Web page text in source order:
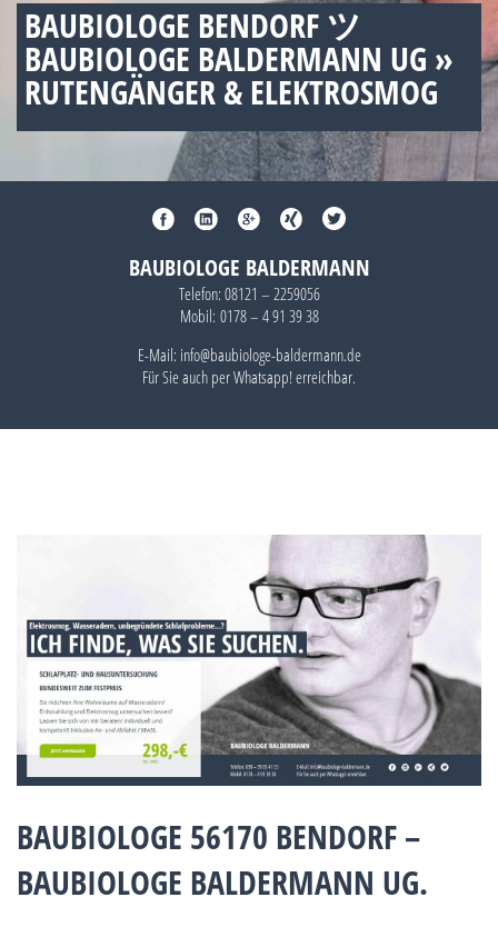
BAUBIOLOGE BENDORF ツ
BAUBIOLOGE BALDERMANN UG »
RUTENGÄNGER & ELEKTROSMOG
BAUBIOLOGE BALDERMANN
Telefon: 08121 – 2259056
Mobil: 0178 – 4 91 39 38
E-Mail: info@baubiologe-baldermann.de
Für Sie auch perWhatsapp!erreichbar.
BAUBIOLOGE 56170 BENDORF –
BAUBIOLOGE BALDERMANN UG.